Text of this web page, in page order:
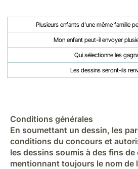
Plusieurs enfants d'une même famille
Mon enfant peut-il envoyer
Qui sélectionne les
Les dessins seront-ils
Conditions générales
En soumettant un dessin, les
conditions du concours et
les dessins soumis à des fins
mentionnant toujours le nom de